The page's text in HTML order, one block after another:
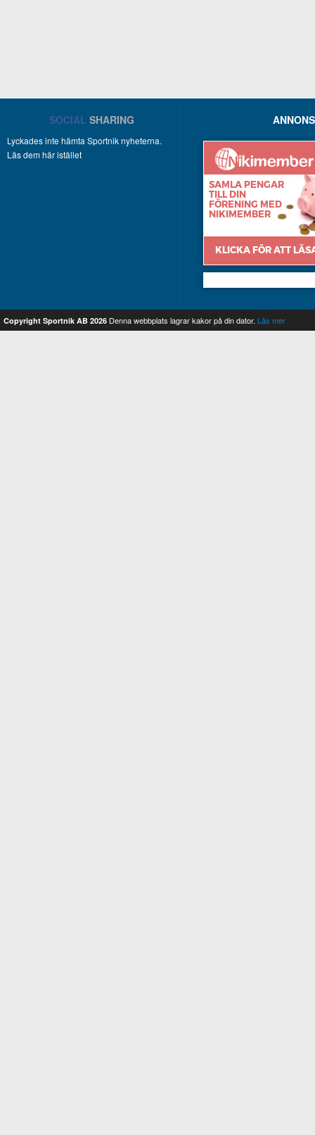
SOCIAL SHARING
Lyckades inte hämta Sportnik nyheterna.
Läs dem här istället
Copyright Sportnik AB 2026 Denna webbplats lagrar kakor på din dator. Läs mer